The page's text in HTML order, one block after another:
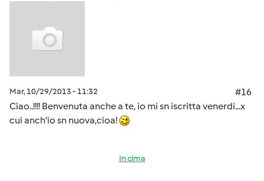
Mar, 10/29/2013 - 11:32
#16
Ciao..!!!! Benvenuta anche a te, io mi sn iscritta venerdi...x
cui anch'io sn nuova,cioa!
In cima